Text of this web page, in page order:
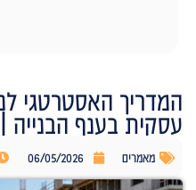
המדריך האסטרטגי
עסקית בענף הבנייה |
מאמרים 06/05/2026